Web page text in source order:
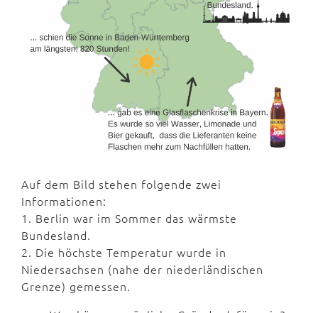
Auf dem Bild stehen folgende zwei
Informationen:
1. Berlin war im Sommer das wärmste
Bundesland.
2. Die höchste Temperatur wurde in
Niedersachsen (nahe der niederländischen
Grenze) gemessen.